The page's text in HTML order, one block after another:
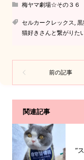
梅ヤマ劇場☆その３６
セルカークレックス,
猫好きさんと繋がりた
関連記事
“